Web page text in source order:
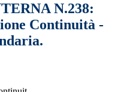
N.238:
Continuità -